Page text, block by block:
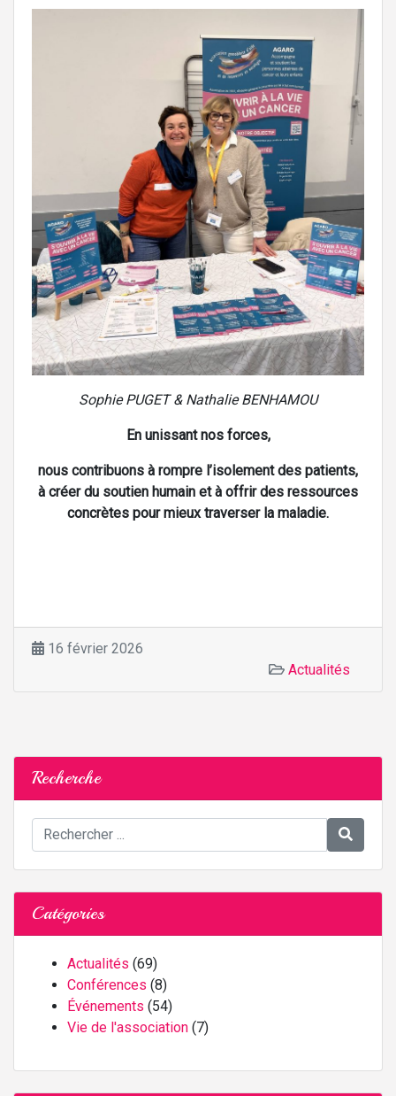
Sophie PUGET & Nathalie BENHAMOU
En unissant nos forces,
nous contribuons à rompre l’isolement des patients,
à créer du soutien humain et à offrir des ressources
concrètes pour mieux traverser la maladie.
16 février 2026
Actualités
Recherche
Catégories
Actualités (69)
Conférences (8)
Événements (54)
Vie de l'association (7)